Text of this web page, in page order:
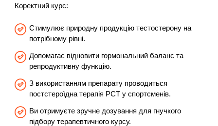
Коректний курс:
Стимулює природну продукцію тестостерону на
потрібному рівні.
Допомагає відновити гормональний баланс та
репродуктивну функцію.
З використанням препарату проводиться
постстероїдна терапія PCT у спортсменів.
Ви отримуєте зручне дозування для гнучкого
підбору терапевтичного курсу.